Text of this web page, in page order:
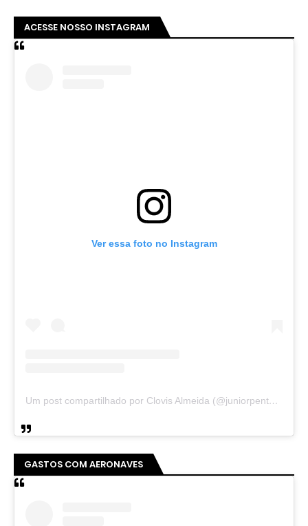
ACESSE NOSSO INSTAGRAM
Ver essa foto no Instagram
Um post compartilhado por Clovis Almeida (@juniorpentecoste01)
GASTOS COM AERONAVES